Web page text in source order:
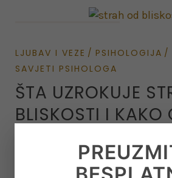
LJUBAV I VEZE
PSIHOLOGIJA
SAVJETI PSIHOLOGA
ŠTA UZROKUJE
BLISKOSTI I KAKO
Da bismo bili dobro sa